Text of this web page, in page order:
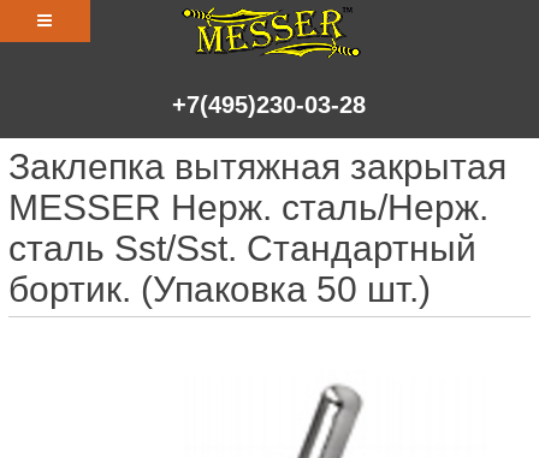
+7(495)230-03-28
Заклепка вытяжная закрытая
MESSER Нерж. сталь/Нерж.
сталь Sst/Sst. Стандартный
бортик. (Упаковка 50 шт.)